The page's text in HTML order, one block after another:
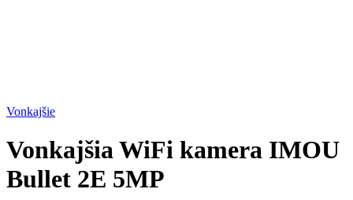
Vonkajšie
Vonkajšia WiFi kamera IMOU
Bullet 2E 5MP